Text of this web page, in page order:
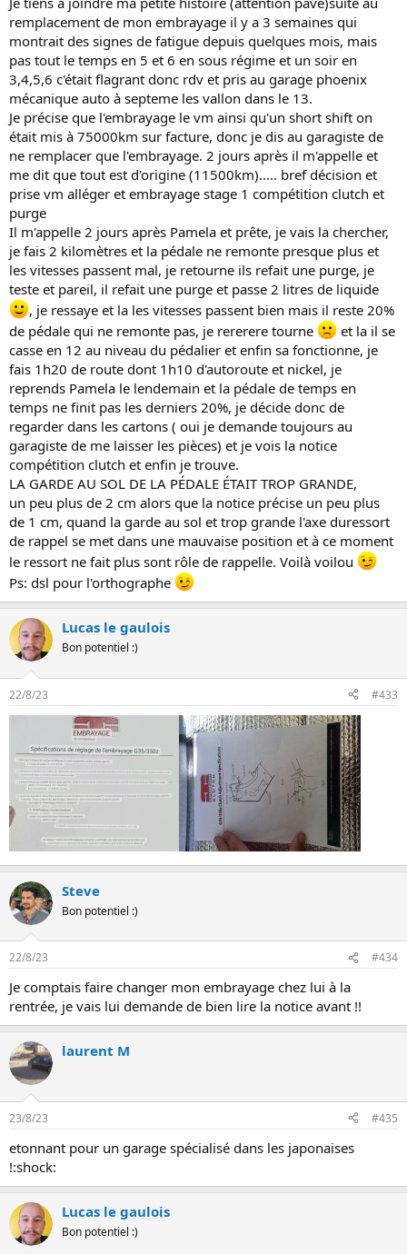
remplacement de mon embrayage il y a 3 semaines qui
montrait des signes de fatigue depuis quelques mois, mais
pas tout le temps en 5 et 6 en sous régime et un soir en
3,4,5,6 c'était flagrant donc rdv et pris au garage phoenix
mécanique auto à septeme les vallon dans le 13.
Je précise que l'embrayage le vm ainsi qu'un short shift on
était mis à 75000km sur facture, donc je dis au garagiste de
ne remplacer que l'embrayage. 2 jours après il m'appelle et
me dit que tout est d'origine (11500km)..... bref décision et
prise vm alléger et embrayage stage 1 compétition clutch et
purge
Il m'appelle 2 jours après Pamela et prête, je vais la chercher,
je fais 2 kilomètres et la pédale ne remonte presque plus et
les vitesses passent mal, je retourne ils refait une purge, je
teste et pareil, il refait une purge et passe 2 litres de liquide
, je ressaye et la les vitesses passent bien mais il reste 20%
de pédale qui ne remonte pas, je rererere tourne
et la il se
casse en 12 au niveau du pédalier et enfin sa fonctionne, je
fais 1h20 de route dont 1h10 d'autoroute et nickel, je
reprends Pamela le lendemain et la pédale de temps en
temps ne finit pas les derniers 20%, je décide donc de
regarder dans les cartons ( oui je demande toujours au
garagiste de me laisser les pièces) et je vois la notice
compétition clutch et enfin je trouve.
LA GARDE AU SOL DE LA PÉDALE ÉTAIT TROP GRANDE,
un peu plus de 2 cm alors que la notice précise un peu plus
de 1 cm, quand la garde au sol et trop grande l'axe duressort
de rappel se met dans une mauvaise position et à ce moment
le ressort ne fait plus sont rôle de rappelle. Voilà voilou
Ps: dsl pour l'orthographe
Lucas le gaulois
Bon potentiel :)
22/8/23 #433
Steve
Bon potentiel :)
22/8/23 #434
Je comptais faire changer mon embrayage chez lui à la
rentrée, je vais lui demande de bien lire la notice avant !!
laurent M
23/8/23 #435
etonnant pour un garage spécialisé dans les japonaises
!:shock:
Lucas le gaulois
Bon potentiel :)